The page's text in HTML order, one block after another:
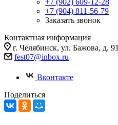
+7 (902) 609-12-28
+7 (904) 811-56-79
Заказать звонок
Контактная информация
г. Челябинск, ул. Бажова, д. 91
fest07@inbox.ru
Вконтакте
Поделиться